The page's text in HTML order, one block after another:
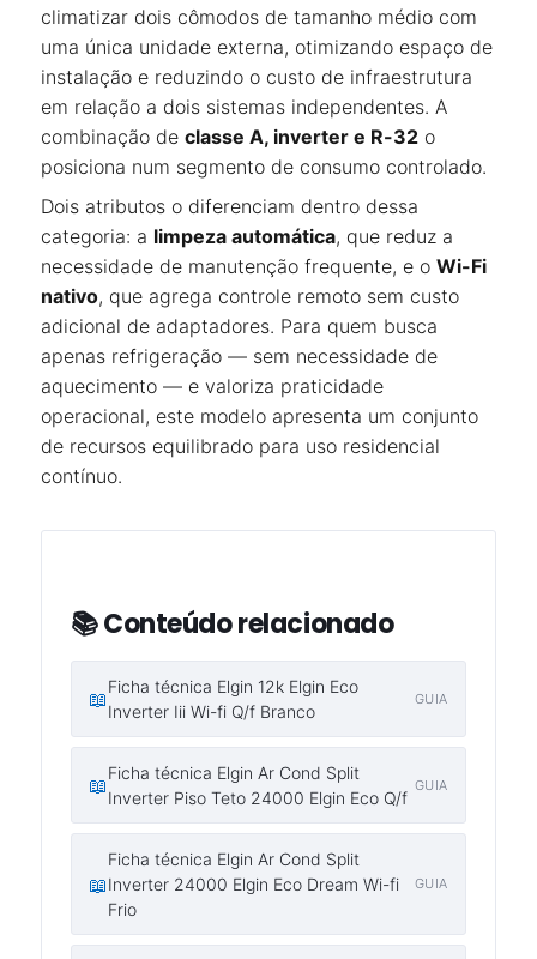
climatizar dois cômodos de tamanho médio com
uma única unidade externa, otimizando espaço de
instalação e reduzindo o custo de infraestrutura
em relação a dois sistemas independentes. A
combinação de classe A, inverter e R-32 o
posiciona num segmento de consumo controlado.
Dois atributos o diferenciam dentro dessa
categoria: a limpeza automática, que reduz a
necessidade de manutenção frequente, e o Wi-Fi
nativo, que agrega controle remoto sem custo
adicional de adaptadores. Para quem busca
apenas refrigeração — sem necessidade de
aquecimento — e valoriza praticidade
operacional, este modelo apresenta um conjunto
de recursos equilibrado para uso residencial
contínuo.
📚 Conteúdo relacionado
📖
Ficha técnica Elgin 12k Elgin Eco
Inverter Iii Wi-fi Q/f Branco
GUIA
📖
Ficha técnica Elgin Ar Cond Split
Inverter Piso Teto 24000 Elgin Eco Q/f
GUIA
📖
Ficha técnica Elgin Ar Cond Split
Inverter 24000 Elgin Eco Dream Wi-fi
Frio
GUIA